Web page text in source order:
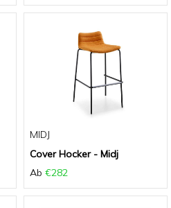
MIDJ
Cover Hocker - Midj
Ab €282